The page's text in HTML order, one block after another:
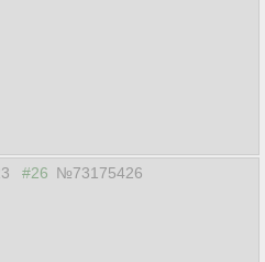
#26 №73175426